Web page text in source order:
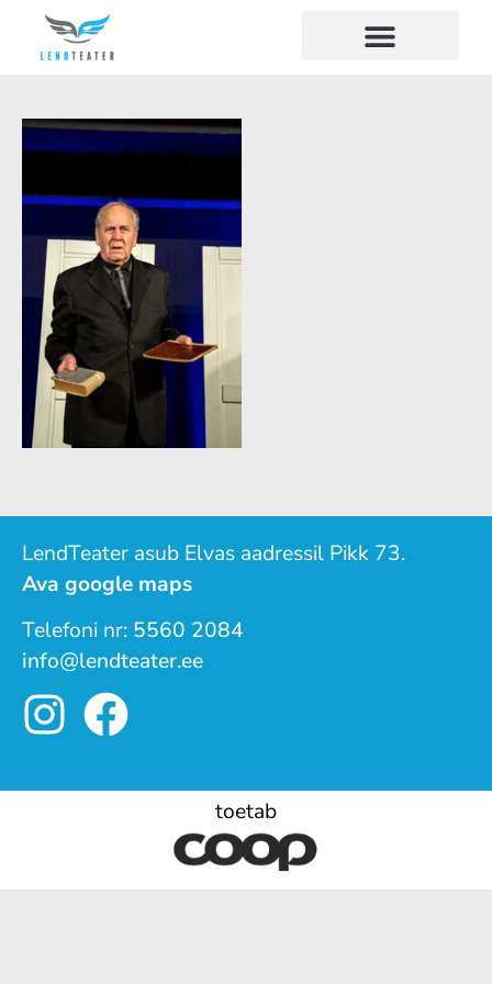
LendTeater asub Elvas aadressil Pikk 73.
Ava google maps
Telefoni nr: 5560 2084
info@lendteater.ee
toetab